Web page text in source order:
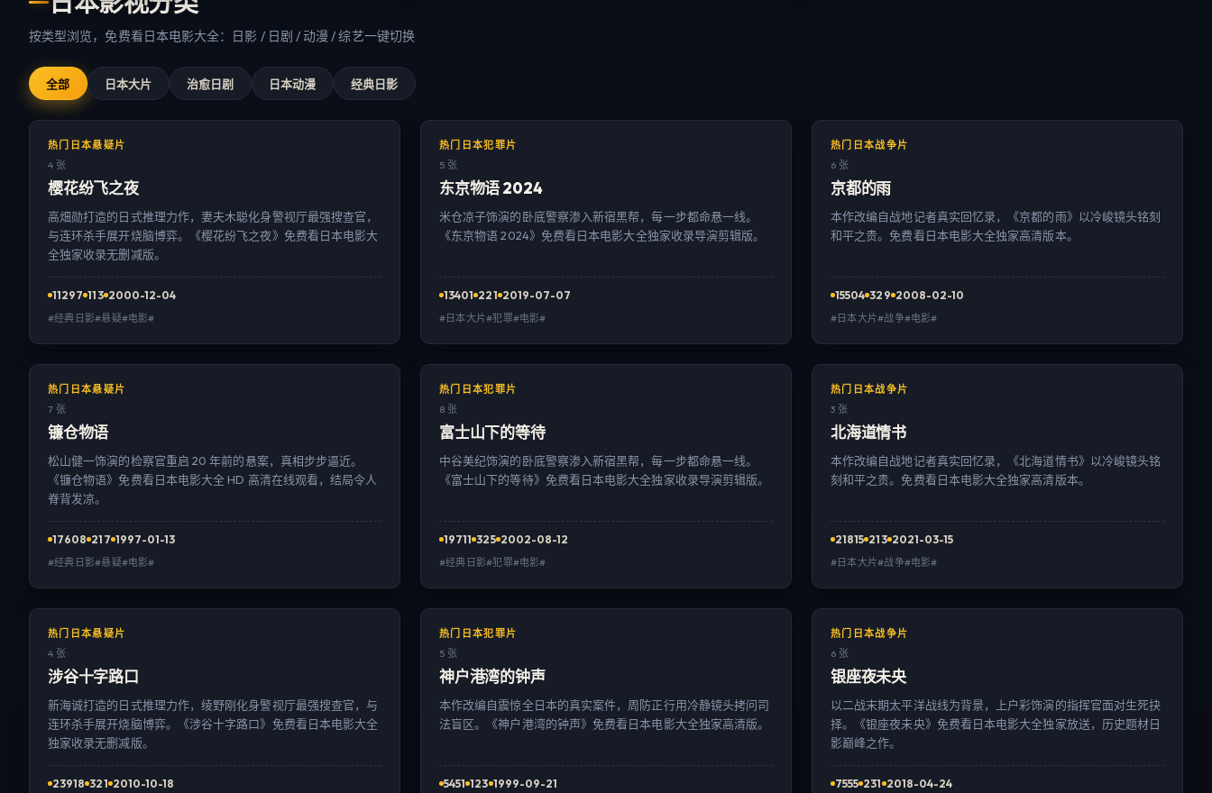
按类型浏览，免费看日本电影大全：日影 / 日剧 / 动漫 / 综艺一键切换
全部 日本大片 治愈日剧 日本动漫 经典日影
热门日本悬疑片
4 张
樱花纷飞之夜
高畑勋打造的日式推理力作，妻夫木聪化身警视厅最强搜查官，
与连环杀手展开烧脑博弈。《樱花纷飞之夜》免费看日本电影大
全独家收录无删减版。
11297 113 2000-12-04
#经典日影#悬疑#电影#
热门日本犯罪片
5 张
东京物语 2024
米仓凉子饰演的卧底警察渗入新宿黑帮，每一步都命悬一线。
《东京物语 2024》免费看日本电影大全独家收录导演剪辑版。
13401 221 2019-07-07
#日本大片#犯罪#电影#
热门日本战争片
6 张
京都的雨
本作改编自战地记者真实回忆录，《京都的雨》以冷峻镜头铭刻
和平之贵。免费看日本电影大全独家高清版本。
15504 329 2008-02-10
#日本大片#战争#电影#
热门日本悬疑片
7 张
镰仓物语
松山健一饰演的检察官重启 20 年前的悬案，真相步步逼近。
《镰仓物语》免费看日本电影大全 HD 高清在线观看，结局令人
脊背发凉。
17608 217 1997-01-13
#经典日影#悬疑#电影#
热门日本犯罪片
8 张
富士山下的等待
中谷美纪饰演的卧底警察渗入新宿黑帮，每一步都命悬一线。
《富士山下的等待》免费看日本电影大全独家收录导演剪辑版。
19711 325 2002-08-12
#经典日影#犯罪#电影#
热门日本战争片
3 张
北海道情书
本作改编自战地记者真实回忆录，《北海道情书》以冷峻镜头铭
刻和平之贵。免费看日本电影大全独家高清版本。
21815 213 2021-03-15
#日本大片#战争#电影#
热门日本悬疑片
4 张
涉谷十字路口
新海诚打造的日式推理力作，绫野刚化身警视厅最强搜查官，与
连环杀手展开烧脑博弈。《涉谷十字路口》免费看日本电影大全
独家收录无删减版。
23918 321 2010-10-18
热门日本犯罪片
5 张
神户港湾的钟声
本作改编自震惊全日本的真实案件，周防正行用冷静镜头拷问司
法盲区。《神户港湾的钟声》免费看日本电影大全独家高清版。
5451 123 1999-09-21
热门日本战争片
6 张
银座夜未央
以二战末期太平洋战线为背景，上户彩饰演的指挥官面对生死抉
择。《银座夜未央》免费看日本电影大全独家放送，历史题材日
影巅峰之作。
7555 231 2018-04-24